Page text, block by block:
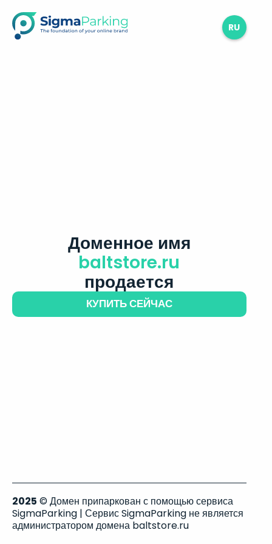
RU
Доменное имя
baltstore.ru
продается
КУПИТЬ СЕЙЧАС
2025 © Домен припаркован с помощью сервиса
SigmaParking | Сервис SigmaParking не является
администратором домена baltstore.ru